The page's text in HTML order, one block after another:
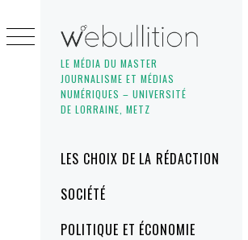
LE MÉDIA DU MASTER
JOURNALISME ET MÉDIAS
NUMÉRIQUES – UNIVERSITÉ
DE LORRAINE, METZ
MenuLES CHOIX DE LA RÉDACTION
SOCIÉTÉ
POLITIQUE ET ÉCONOMIE
to
content